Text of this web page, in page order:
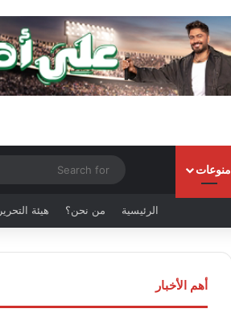
منوعات
الرئيسية من نحن؟ هيئة التحرير
أهم الأخبار